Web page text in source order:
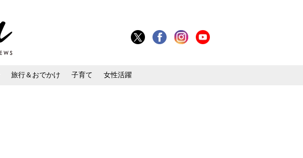
旅行＆おでかけ 子育て 女性活躍